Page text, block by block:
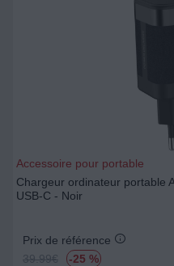
Accessoire pour portable
Chargeur ordinateur portable
USB-C - Noir
Prix de référence
39.99€ -25 %